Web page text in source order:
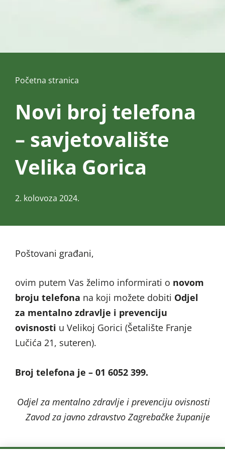
Početna stranica
Novi broj telefona
– savjetovalište
Velika Gorica
2. kolovoza 2024.
Poštovani građani,
ovim putem Vas želimo informirati o novom
broju telefona na koji možete dobiti Odjel
za mentalno zdravlje i prevenciju
ovisnosti u Velikoj Gorici (Šetalište Franje
Lučića 21, suteren).
Broj telefona je – 01 6052 399.
Odjel za mentalno zdravlje i prevenciju ovisnosti
Zavod za javno zdravstvo Zagrebačke županije